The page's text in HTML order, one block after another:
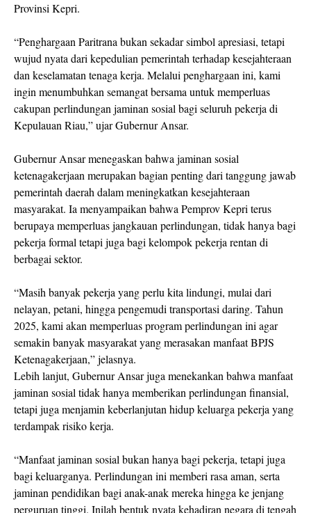
Provinsi Kepri.
“Penghargaan Paritrana bukan sekadar simbol apresiasi, tetapi
wujud nyata dari kepedulian pemerintah terhadap kesejahteraan
dan keselamatan tenaga kerja. Melalui penghargaan ini, kami
ingin menumbuhkan semangat bersama untuk memperluas
cakupan perlindungan jaminan sosial bagi seluruh pekerja di
Kepulauan Riau,” ujar Gubernur Ansar.
Gubernur Ansar menegaskan bahwa jaminan sosial
ketenagakerjaan merupakan bagian penting dari tanggung jawab
pemerintah daerah dalam meningkatkan kesejahteraan
masyarakat. Ia menyampaikan bahwa Pemprov Kepri terus
berupaya memperluas jangkauan perlindungan, tidak hanya bagi
pekerja formal tetapi juga bagi kelompok pekerja rentan di
berbagai sektor.
“Masih banyak pekerja yang perlu kita lindungi, mulai dari
nelayan, petani, hingga pengemudi transportasi daring. Tahun
2025, kami akan memperluas program perlindungan ini agar
semakin banyak masyarakat yang merasakan manfaat BPJS
Ketenagakerjaan,” jelasnya.
Lebih lanjut, Gubernur Ansar juga menekankan bahwa manfaat
jaminan sosial tidak hanya memberikan perlindungan finansial,
tetapi juga menjamin keberlanjutan hidup keluarga pekerja yang
terdampak risiko kerja.
“Manfaat jaminan sosial bukan hanya bagi pekerja, tetapi juga
bagi keluarganya. Perlindungan ini memberi rasa aman, serta
jaminan pendidikan bagi anak-anak mereka hingga ke jenjang
perguruan tinggi. Inilah bentuk nyata kehadiran negara di tengah